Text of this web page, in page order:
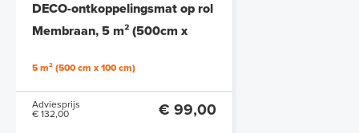
DECO-ontkoppelingsmat op rol
Membraan, 5 m² (500cm x
5 m² (500 cm x 100 cm)
Adviesprijs
€ 132,00
€ 99,00